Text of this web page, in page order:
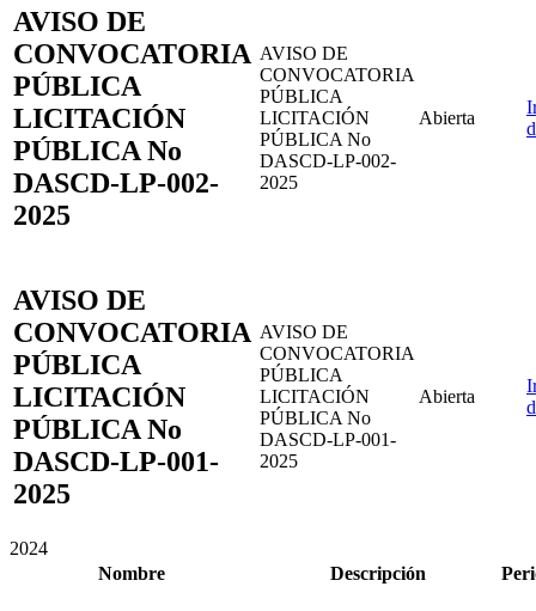
AVISO DE
CONVOCATORIA
PÚBLICA
LICITACIÓN
PÚBLICA No
DASCD-LP-002-
2025
AVISO DE
CONVOCATORIA
PÚBLICA
LICITACIÓN
PÚBLICA No
DASCD-LP-002-
2025
Abierta
AVISO DE
CONVOCATORIA
PÚBLICA
LICITACIÓN
PÚBLICA No
DASCD-LP-001-
2025
AVISO DE
CONVOCATORIA
PÚBLICA
LICITACIÓN
PÚBLICA No
DASCD-LP-001-
2025
Abierta
2024
Nombre
Descripción